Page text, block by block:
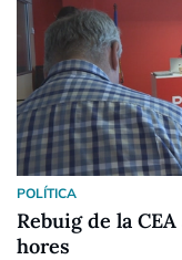
POLÍTICA
Rebuig de la
hores